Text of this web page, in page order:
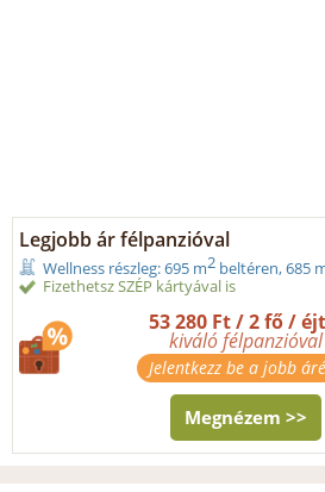
Legjobb ár félpanzióval
Wellness részleg: 695 m2 beltéren, 685
Fizethetsz SZÉP kártyával is
53 280 Ft / 2 fő /
kiváló félpanzióval
Jelentkezz be a jobb
Megnézem >>